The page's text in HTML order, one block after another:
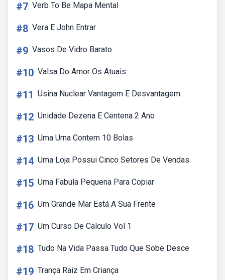
#7 Verb To Be Mapa Mental
#8 Vera E John Entrar
#9 Vasos De Vidro Barato
#10 Valsa Do Amor Os Atuais
#11 Usina Nuclear Vantagem E Desvantagem
#12 Unidade Dezena E Centena 2 Ano
#13 Uma Urna Contem 10 Bolas
#14 Uma Loja Possui Cinco Setores De Vendas
#15 Uma Fabula Pequena Para Copiar
#16 Um Grande Mar Está A Sua Frente
#17 Um Curso De Calculo Vol 1
#18 Tudo Na Vida Passa Tudo Que Sobe Desce
#19 Trança Raiz Em Criança